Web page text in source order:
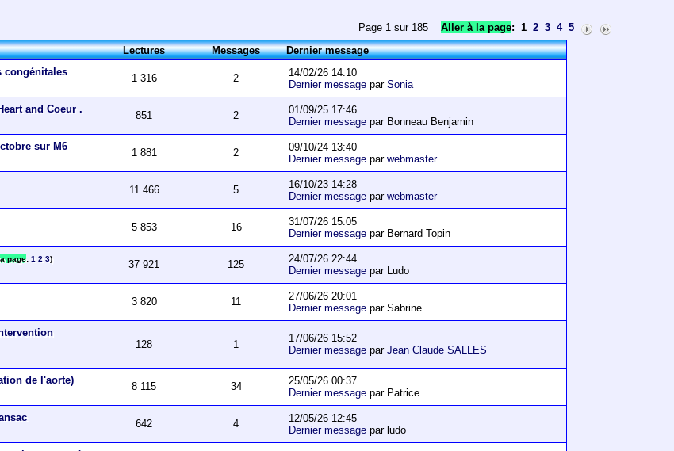
Page 1 sur 185 Aller à la page: 1 2 3 4 5
Lectures Messages Dernier message
congénitales 1 316 2
14/02/26 14:10
Dernier message parSonia
and Coeur . 851 2
01/09/25 17:46
Dernier message par Bonneau Benjamin
sur M6 1 881 2
09/10/24 13:40
Dernier message parwebmaster
11 466 5
16/10/23 14:28
Dernier message parwebmaster
5 853 16
31/07/26 15:05
Dernier message par Bernard Topin
page:1 2 3) 37 921 125
24/07/26 22:44
Dernier message par Ludo
3 820 11
27/06/26 20:01
Dernier message par Sabrine
128 1
17/06/26 15:52
Dernier message parJean Claude SALLES
de l'aorte) 8 115 34
25/05/26 00:37
Dernier message par Patrice
642 4
12/05/26 12:45
Dernier message par ludo